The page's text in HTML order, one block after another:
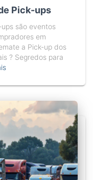
Pick-ups
são eventos
em
a Pick-up dos
? Segredos para